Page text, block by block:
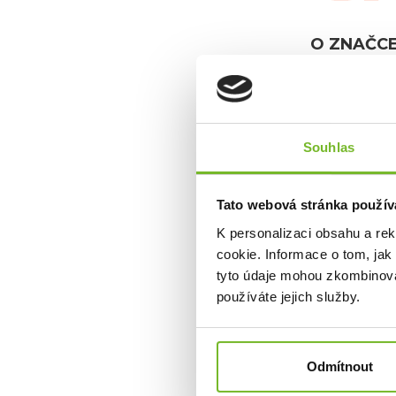
Souhlas
Tato webová stránka
K personalizaci obsahu a
cookie. Informace o tom,
tyto údaje mohou
používáte jejich služby.
Odmítnout
O
Grundéns
dalších
Od roku
odolném
které vám
značky
ale také
Grundéns
sportovních
udrží v